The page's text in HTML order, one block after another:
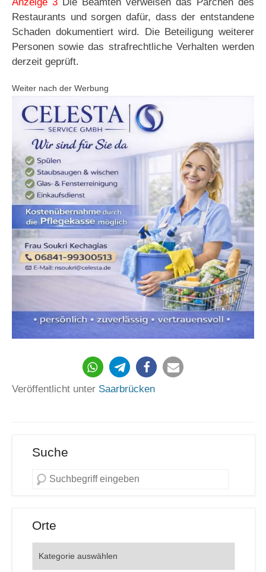
Restaurants und sorgen dafür, dass der entstandene
Schaden dokumentiert wird. Die Beteiligung weiterer
Personen sowie das strafrechtliche Verhalten werden
derzeit geprüft.
Weiter nach der Werbung
506
Veröffentlicht unter Saarbrücken
Suche
Orte